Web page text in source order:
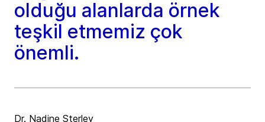
olduğu alanlarda örnek
teşkil etmemiz çok
önemli.
Dr. Nadine Sterley